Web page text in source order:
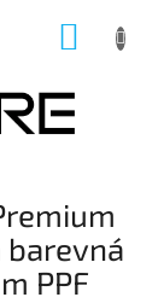
barevná
PPF